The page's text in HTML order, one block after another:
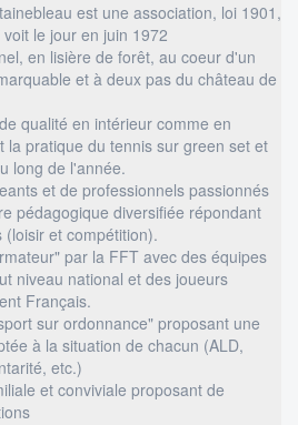
est une association, loi 1901,
le jour en juin 1972
en lisière de forêt, au coeur d'un
et à deux pas du château de
qualité en intérieur comme en
la pratique du tennis sur green set et
long de l'année.
et de professionnels passionnés
pédagogique diversifiée répondant
et compétition).
par la FFT avec des équipes
niveau national et des joueurs
Français.
sur ordonnance" proposant une
à la situation de chacun (ALD,
etc.)
et conviviale proposant de